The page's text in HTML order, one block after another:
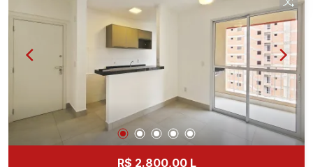
R$ 2.800,00 L